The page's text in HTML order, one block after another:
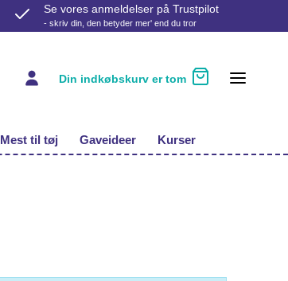
Se vores anmeldelser på Trustpilot
- skriv din, den betyder mer' end du tror
Mest til tøj Gaveideer Kurser
Din indkøbskurv er tom